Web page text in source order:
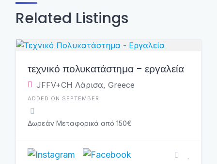
Related Listings
τεχνικό πολυκατάστημα - εργαλεία
JFFV+CH Λάρισα, Greece
ADDED ON SEPTEMBER
Δωρεάν Μεταφορικά από 150€